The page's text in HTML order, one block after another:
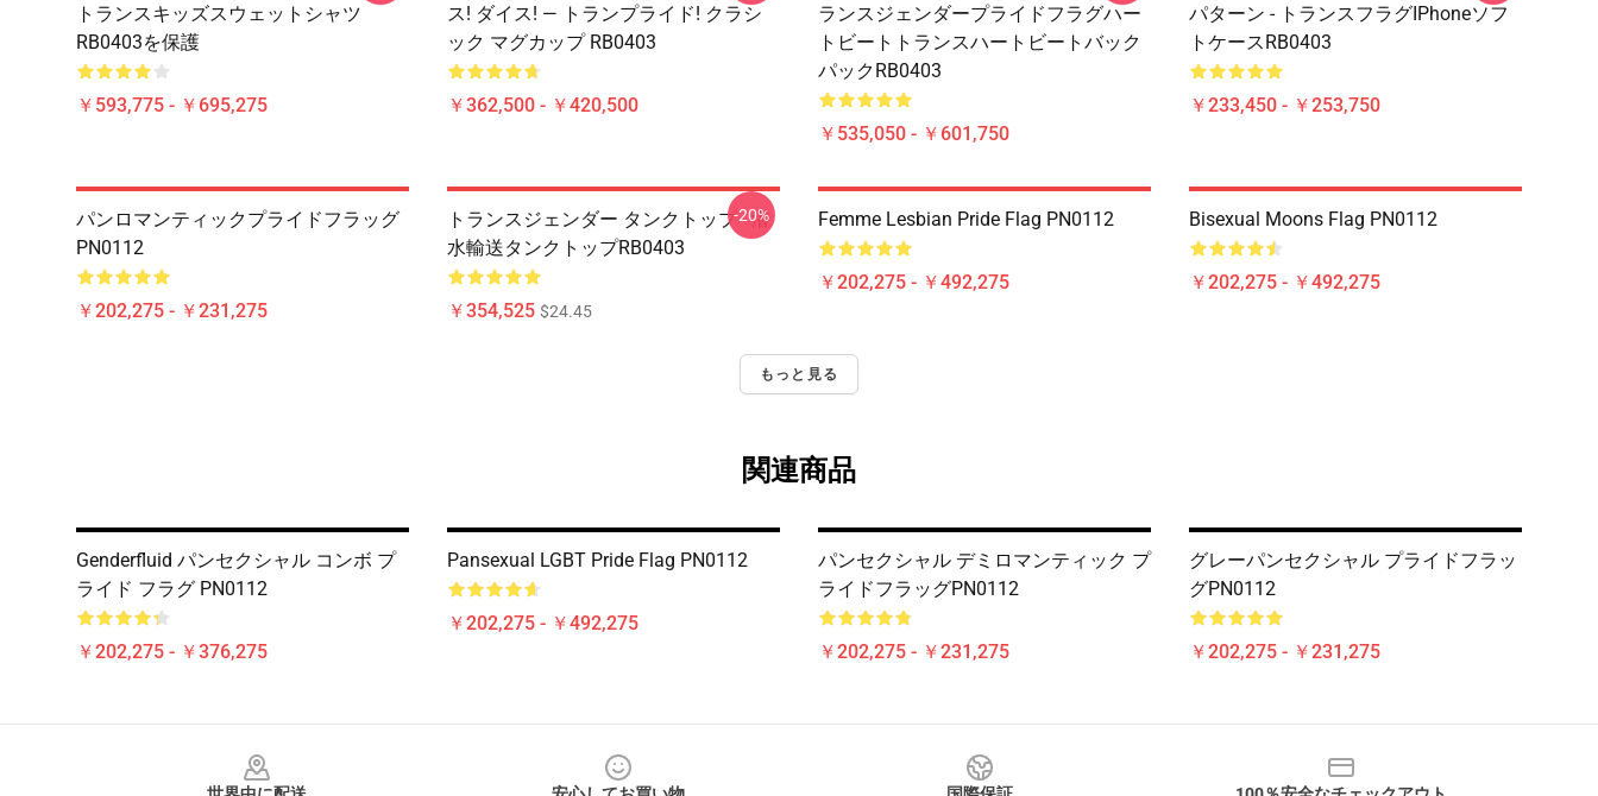
トランスキッズスウェットシャツ
RB0403を保護
￥593,775 - ￥695,275
ス! ダイス! — トランプライド! クラシ
ック マグカップ RB0403
￥362,500 - ￥420,500
ランスジェンダープライドフラグハー
トビートトランスハートビートバック
パックRB0403
￥535,050 - ￥601,750
パターン - トランスフラグiPhoneソフ
トケースRB0403
￥233,450 - ￥253,750
パンロマンティックプライドフラッグ
PN0112
￥202,275 - ￥231,275
トランスジェンダー タンクトップ - 潜
水輸送タンクトップRB0403
￥354,525 $24.45
-20% Femme Lesbian Pride Flag PN0112
￥202,275 - ￥492,275
Bisexual Moons Flag PN0112
￥202,275 - ￥492,275
もっと見る
関連商品
Genderfluid パンセクシャル コンボ プ
ライド フラグ PN0112
￥202,275 - ￥376,275
Pansexual LGBT Pride Flag PN0112
￥202,275 - ￥492,275
パンセクシャル デミロマンティック プ
ライドフラッグPN0112
￥202,275 - ￥231,275
グレーパンセクシャル プライドフラッ
グPN0112
￥202,275 - ￥231,275